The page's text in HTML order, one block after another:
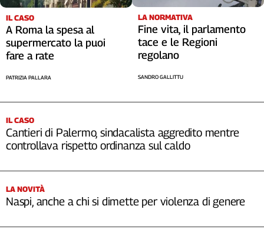
redazione
Newsletter
IL CASO
A Roma la spesa al
supermercato la puoi
fare a rate
PATRIZIA PALLARA
LA NORMATIVA
Fine vita, il parlamento
tace e le Regioni
regolano
SANDRO GALLITTU
IL CASO
Cantieri di Palermo, sindacalista aggredito mentre
controllava rispetto ordinanza sul caldo
LA NOVITÀ
Naspi, anche a chi si dimette per violenza di genere